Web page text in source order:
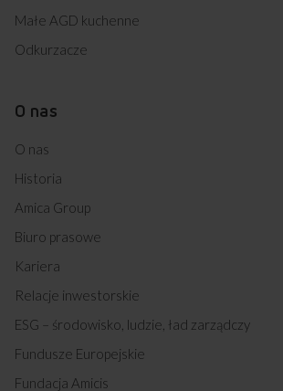
Małe AGD kuchenne
Odkurzacze
O nas
O nas
Historia
Amica Group
Biuro prasowe
Kariera
Relacje inwestorskie
ESG – środowisko, ludzie, ład zarządczy
Fundusze Europejskie
Fundacja Amicis